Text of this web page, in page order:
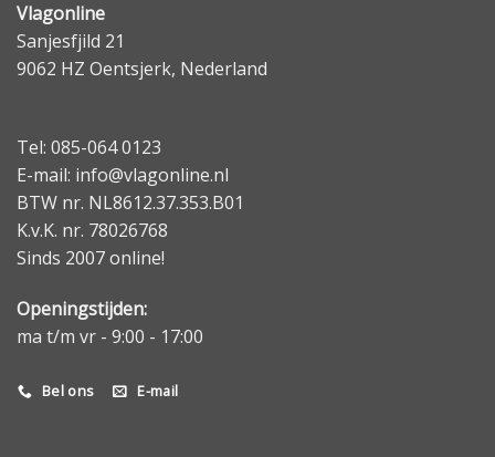
Vlagonline
Sanjesfjild 21
9062 HZ Oentsjerk, Nederland
Tel: 085-064 0123
E-mail: info@vlagonline.nl
BTW nr. NL8612.37.353.B01
K.v.K. nr. 78026768
Sinds 2007 online!
Openingstijden:
ma t/m vr - 9:00 - 17:00
Bel ons E-mail